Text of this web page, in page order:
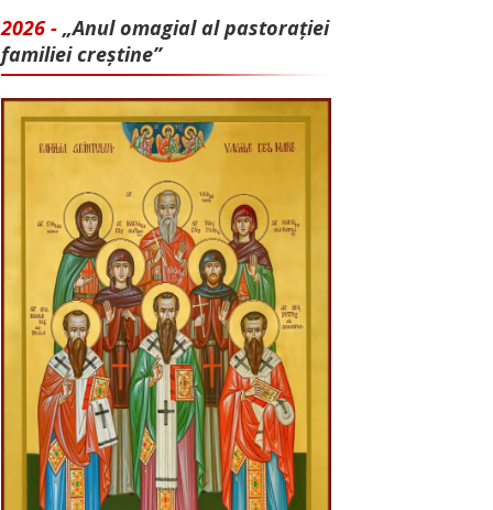
2026 - „Anul omagial al pastorației
familiei creștine”